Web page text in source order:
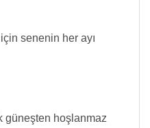
senenin her ayı
güneşten hoşlanmaz